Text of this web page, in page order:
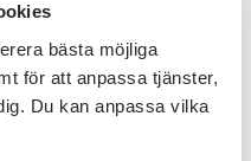
bästa möjliga
för att anpassa tjänster,
Du kan anpassa vilka
Uppsala
Hinder
funktionsnedsattas
från ett
har han bland
Mitt val 2022 svara på